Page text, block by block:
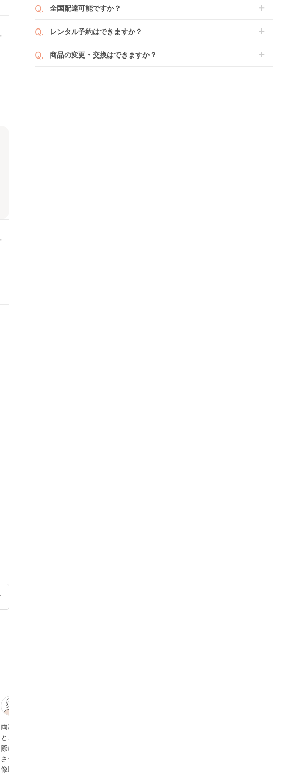
ざいます。その際、メーカーの都合によっては、表示されているお届
せていただく場合がございます。あらかじめご了承ください。
す。
２つのプランごとに補償内容は異なります。
ページから住所を入力すると送料が確認いただけます。
全国配達可能ですか？
※空港への配達はご対応できかねますのであらかじめご了承くださ
レンタル予約はできますか？
商品のご注文時にご希望のお日にちに配送日指定をしてください。レ
商品の変更・交換はできますか？
両親に孫の顔を見せよう
と、出産後初めて帰省した
際にベビーカーをレンタル
させていただきました。想
像以上に軽くて使いやす